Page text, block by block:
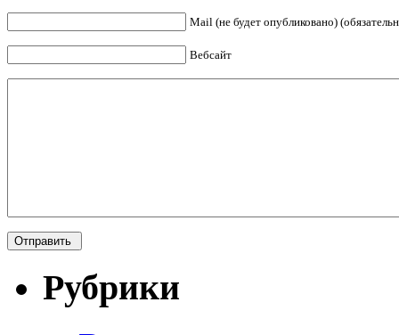
Mail (не будет опубликовано)
Вебсайт
Рубрики